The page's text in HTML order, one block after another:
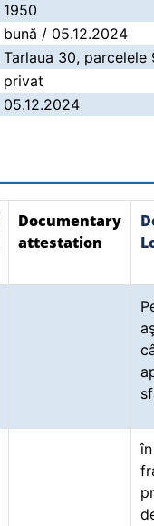
1950
bună / 05.12.2024
Tarlaua 30,
privat
05.12.2024
Documentary
attestation